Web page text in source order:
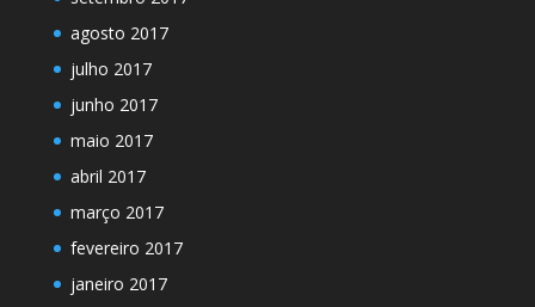
agosto 2017
julho 2017
junho 2017
maio 2017
abril 2017
março 2017
fevereiro 2017
janeiro 2017